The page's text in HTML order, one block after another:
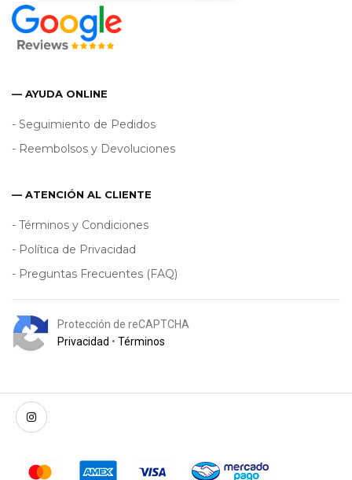
— AYUDA ONLINE
- Seguimiento de Pedidos
- Reembolsos y Devoluciones
— ATENCIÓN AL CLIENTE
- Términos y Condiciones
- Política de Privacidad
- Preguntas Frecuentes (FAQ)
Protección de reCAPTCHA
Privacidad • Términos